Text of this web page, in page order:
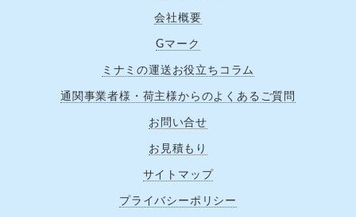
会社概要
Gマーク
ミナミの運送お役立ちコラム
通関事業者様・荷主様からのよくあるご質問
お問い合せ
お見積もり
サイトマップ
プライバシーポリシー